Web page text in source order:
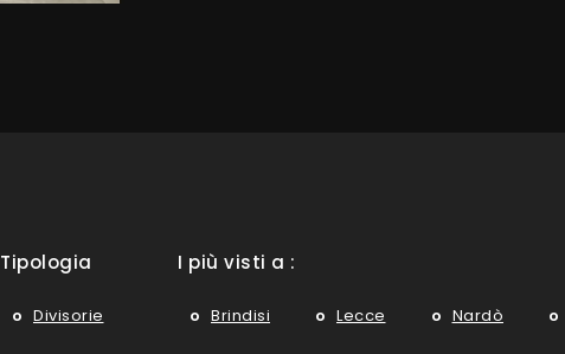
Tipologia
Divisorie
I più visti a :
Brindisi Lecce Nardò